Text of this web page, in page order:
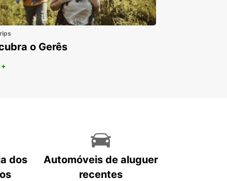
o Gerês
dos
Automóveis de aluguer
recentes